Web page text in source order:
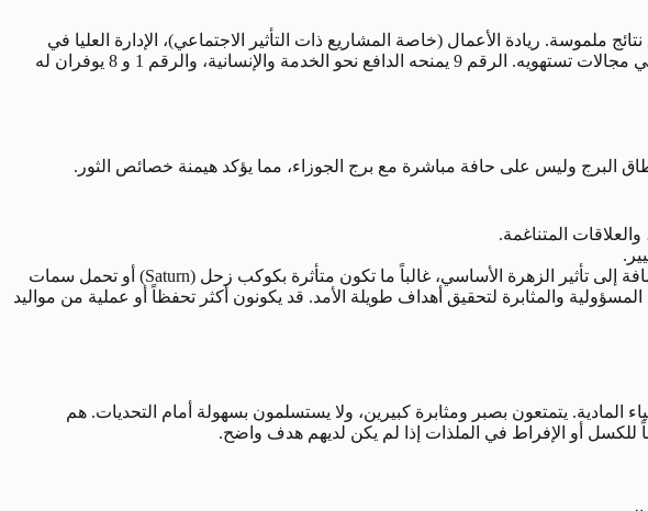
ملموسة. ريادة الأعمال (خاصة المشاريع ذات التأثير الاجتماعي)، الإدارة العليا في
المؤسسات الكبرى، العمل في المنظمات الدولية، أو أي مجال يمكنه من خلاله بناء شيء ذي قيمة وخدمة قضية أكبر، هي مجالات تستهويه. الرقم 9 يمنحه الدافع نحو الخدمة والإنسانية، والرقم 1 و 8 يوفران له
نطاق البرج وليس على حافة مباشرة مع برج الجوزاء، مما يؤكد هيمنة خصائص الثور.
يقع مواليد 18 مايو في العشرية الثالثة من برج الثور (تقريباً من 11 مايو إلى 20 مايو). هذه العشرية، بالإضافة إلى تأثير الزهرة الأساسي، غالباً ما تكون متأثرة بكوكب زحل (Saturn) أو تحمل سمات
والمثابرة لتحقيق أهداف طويلة الأمد. قد يكونون أكثر تحفظاً أو عملية من مواليد
المادية. يتمتعون بصبر ومثابرة كبيرين، ولا يستسلمون بسهولة أمام التحديات. هم
للكسل أو الإفراط في الملذات إذا لم يكن لديهم هدف واضح.